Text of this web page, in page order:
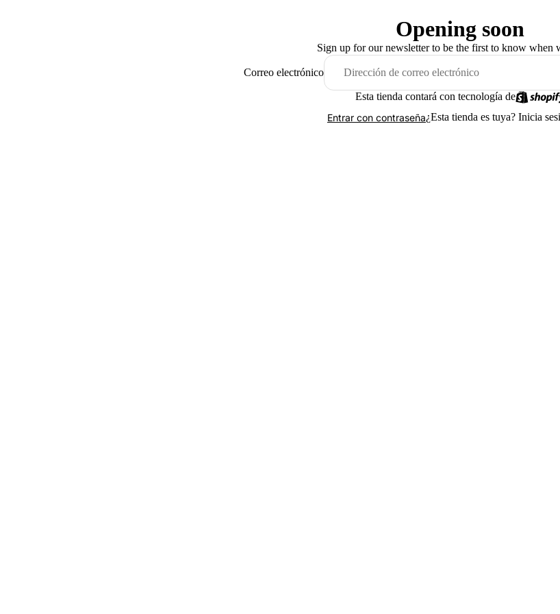
Opening soon
Sign up for our newsletter to be the first to know when
Correo electrónico
Esta tienda contará con tecnología de
Entrar con contraseña¿Esta tienda es tuya? Inicia